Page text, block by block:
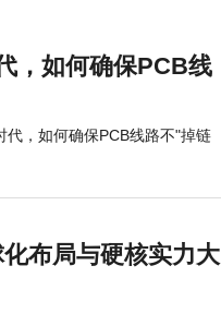
，如何确保PCB线
，如何确保PCB线路不"掉链
布局与硬核实力大